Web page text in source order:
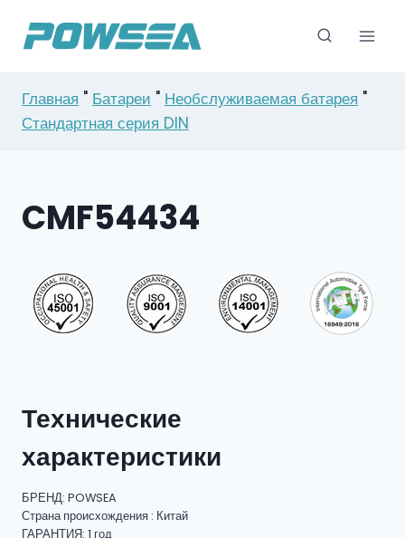
Главная " Батареи " Необслуживаемая батарея "
Стандартная серия DIN
CMF54434
Технические
характеристики
БРЕНД: POWSEA
Страна происхождения : Китай
ГАРАНТИЯ: 1 год